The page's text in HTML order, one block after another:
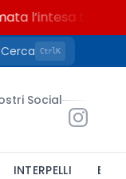
l’intesa
Cerca CtrlK
Social
INTERPELLI